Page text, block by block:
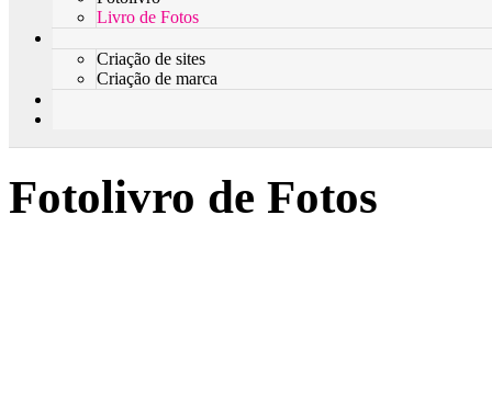
Livro de Fotos
Criação de sites
Criação de marca
Fotolivro de Fotos